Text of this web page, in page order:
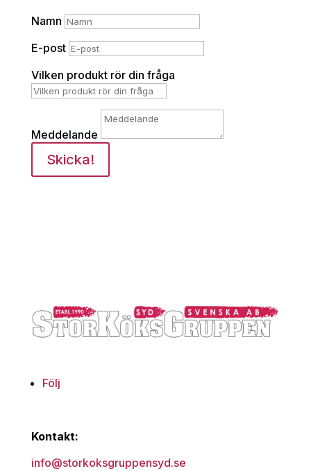
Namn
E-post
Vilken produkt rör din fråga
Meddelande
Skicka!
Följ
Kontakt:
info@storkoksgruppensyd.se